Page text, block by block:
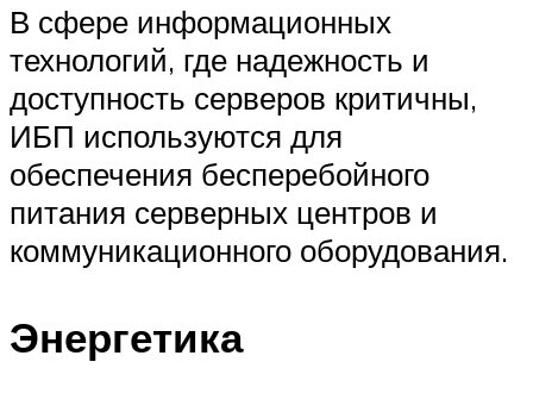
В сфере информационных
технологий, где надежность и
доступность серверов критичны,
ИБП используются для
обеспечения бесперебойного
питания серверных центров и
коммуникационного оборудования.
Энергетика